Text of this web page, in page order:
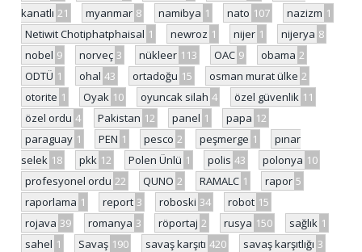
kanatlı 21 myanmar 8 namibya 1 nato 107 nazizm 1
Netiwit Chotiphatphaisal 1 newroz 1 nijer 1 nijerya 8
nobel 9 norveç 3 nükleer 113 OAC 9 obama 2
ODTÜ 1 ohal 43 ortadoğu 15 osman murat ülke 2
otorite 1 Oyak 10 oyuncak silah 4 özel güvenlik 11
özel ordu 4 Pakistan 12 panel 1 papa 12
paraguay 1 PEN 1 pesco 2 peşmerge 1
pınar
selek 18 pkk 12 Polen Ünlü 1 polis 43 polonya 10
profesyonel ordu 22 QUNO 2 RAMALC 1 rapor 5
raporlama 1 report 3 roboski 34 robot 15
rojava 39 romanya 3 röportaj 2 rusya 150 sağlık 1
sahel 1 Savaş 190 savaş karşıtı 420 savaş karşıtlığı 3